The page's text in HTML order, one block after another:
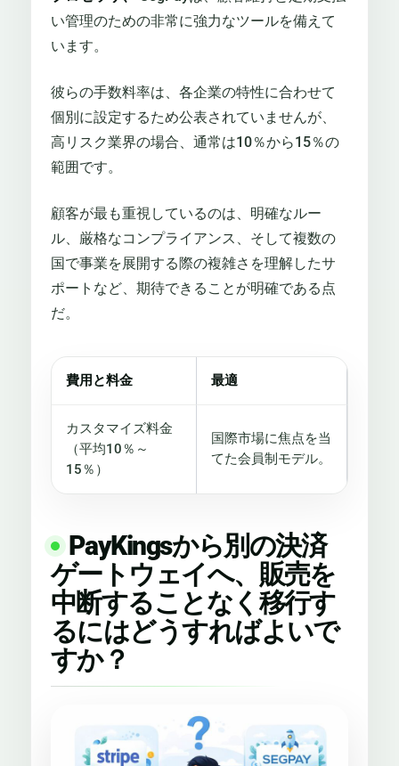
い管理のための非常に強力なツールを備えて
います。
彼らの手数料率は、各企業の特性に合わせて
個別に設定するため公表されていませんが、
高リスク業界の場合、通常は10％から15％の
範囲です。
顧客が最も重視しているのは、明確なルー
ル、厳格なコンプライアンス、そして複数の
国で事業を展開する際の複雑さを理解したサ
ポートなど、期待できることが明確である点
だ。
費用と料金 最適
カスタマイズ料金
（平均10％～
15％）
国際市場に焦点を当
てた会員制モデル。
PayKingsから別の決済
ゲートウェイへ、販売を
中断することなく移行す
るにはどうすればよいで
すか？